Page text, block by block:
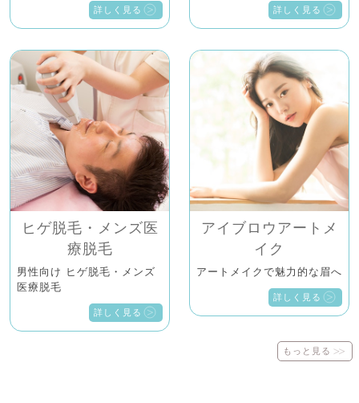
詳しく見る 詳しく見る
ヒゲ脱毛・メンズ医
療脱毛
男性向け ヒゲ脱毛・メンズ
医療脱毛
詳しく見る
アイブロウアートメ
イク
アートメイクで魅力的な眉へ
詳しく見る
もっと見る